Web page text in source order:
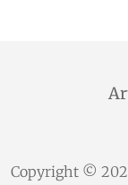
Copyright ©